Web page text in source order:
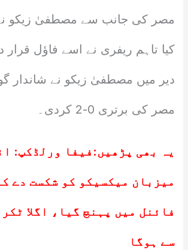
مصر کی جانب سے مصطفیٰ زیکو
کیا تاہم ریفری نے اسے فاؤل
دیر میں مصطفیٰ زیکو نے شاندار
مصر کی برتری 0-2 کردی۔
یہ بھی پڑھیں: فیفا ورلڈکپ:
میزبان میکسیکو کو شکست دے
فائنل میں پہنچ گیا، اگلا
سے ہوگا